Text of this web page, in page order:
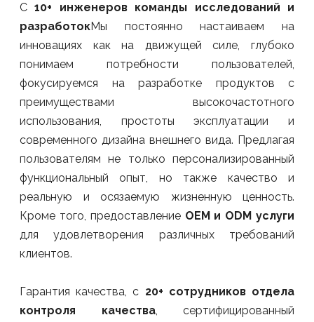
С10+ инженеров команды исследований и
разработокМы постоянно настаиваем на
инновациях как на движущей силе, глубоко
понимаем потребности пользователей,
фокусируемся на разработке продуктов с
преимуществами высокочастотного
использования, простоты эксплуатации и
современного дизайна внешнего вида. Предлагая
пользователям не только персонализированный
функциональный опыт, но также качество и
реальную и осязаемую жизненную ценность.
Кроме того, предоставление OEM и ODM услуги
для удовлетворения различных требований
клиентов.
Гарантия качества, с 20+ сотрудников отдела
контроля качества, сертифицированный